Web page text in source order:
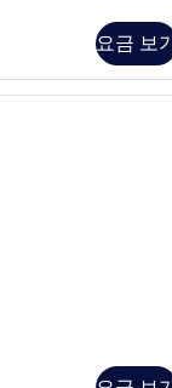
요금 보
구, 오리/거위털 이불,